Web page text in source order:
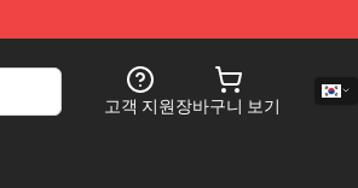
고객 지원장바구니 보기